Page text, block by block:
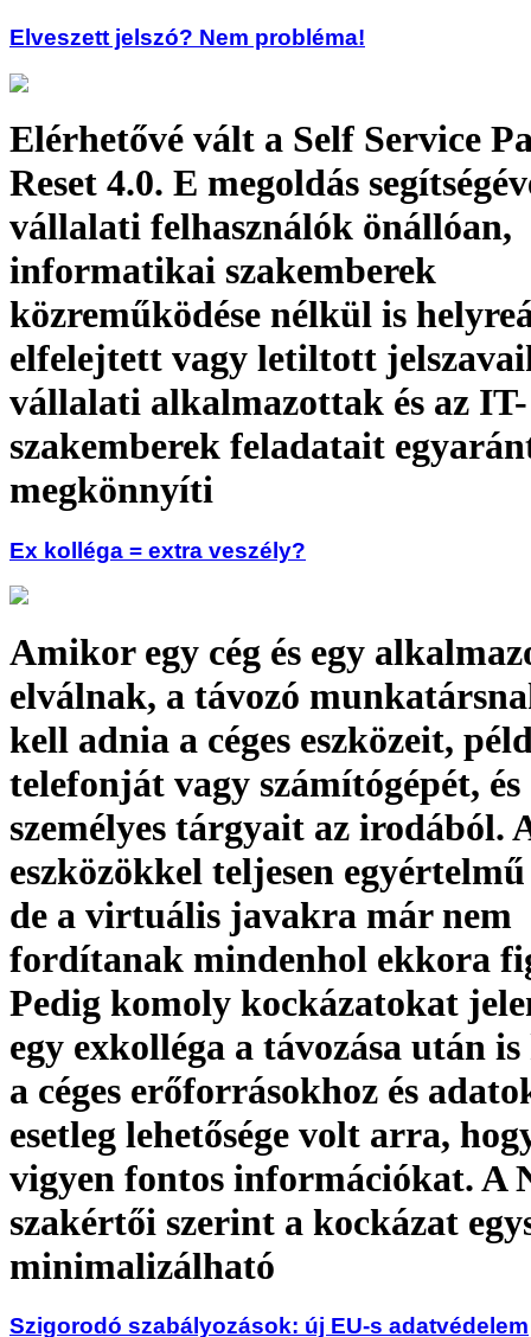
Elveszett jelszó? Nem probléma!
Elérhetővé vált a Self Service
Reset 4.0. E megoldás
vállalati felhasználók önállóan,
informatikai szakemberek
közreműködése nélkül is
elfelejtett vagy letiltott
vállalati alkalmazottak és az IT-
szakemberek feladatait
megkönnyíti
Ex kolléga = extra veszély?
Amikor egy cég és egy
elválnak, a távozó
kell adnia a céges eszközeit,
telefonját vagy számítógépét,
személyes tárgyait az irodából.
eszközökkel teljesen
de a virtuális javakra már nem
fordítanak mindenhol ekkora
Pedig komoly kockázatokat
egy exkolléga a távozása után
a céges erőforrásokhoz és
esetleg lehetősége volt arra,
vigyen fontos információkat. A
szakértői szerint a kockázat
minimalizálható
Szigorodó szabályozások: új EU-s adatvédelem